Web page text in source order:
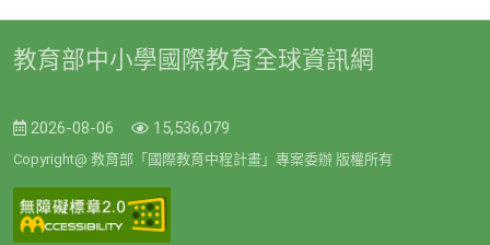
教育部中小學國際教育全球資訊網
2026-08-06 15,536,079
Copyright@ 教育部「國際教育中程計畫」專案委辦 版權所有